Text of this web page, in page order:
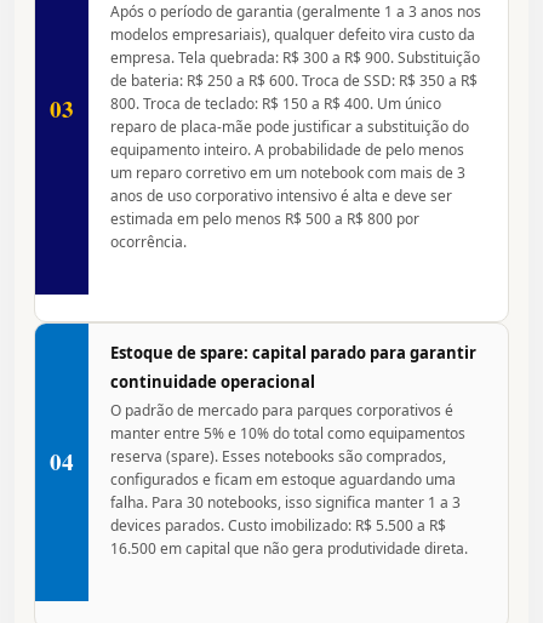
03
Após o período de garantia (geralmente 1 a 3 anos nos
modelos empresariais), qualquer defeito vira custo da
empresa. Tela quebrada: R$ 300 a R$ 900. Substituição
de bateria: R$ 250 a R$ 600. Troca de SSD: R$ 350 a R$
800. Troca de teclado: R$ 150 a R$ 400. Um único
reparo de placa-mãe pode justificar a substituição do
equipamento inteiro. A probabilidade de pelo menos
um reparo corretivo em um notebook com mais de 3
anos de uso corporativo intensivo é alta e deve ser
estimada em pelo menos R$ 500 a R$ 800 por
ocorrência.
04
Estoque de spare: capital parado para garantir
continuidade operacional
O padrão de mercado para parques corporativos é
manter entre 5% e 10% do total como equipamentos
reserva (spare). Esses notebooks são comprados,
configurados e ficam em estoque aguardando uma
falha. Para 30 notebooks, isso significa manter 1 a 3
devices parados. Custo imobilizado: R$ 5.500 a R$
16.500 em capital que não gera produtividade direta.